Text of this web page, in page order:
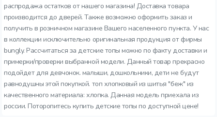
распродажа остатков от нашего магазина! Доставка товара
производится до дверей. Также возможно оформить заказ и
получить в розничном магазине Вашего населенного пункта. У нас
в коллекции исключительно оригинальная продукция от фирмы
bungly. Рассчитаться за детские топы можно по факту доставки и
примерки/проверки выбранной модели. Данный товар прекрасно
подойдет для девчонок. малыши, дошкольники, дети не будут
равнодушны этой покупкой. топ хлопковый из шитья "беж" из
качественного материала: хлопка. Данная модель приехала из
россии. Поторопитесь купить детские топы по доступной цене!